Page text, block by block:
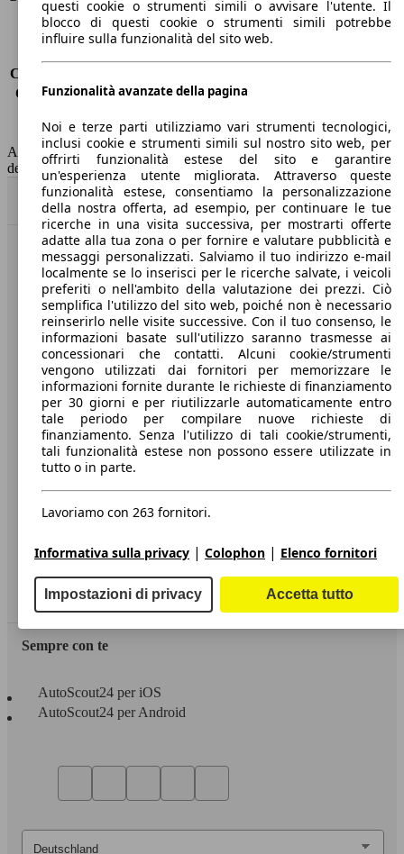
Emissioni di CO2*
117 g/km (komb.)
Consumo (extra-urbano)
Consumo (combinato)* 5.9 l/100km
Capacità del serbatoio
52 l
AutoScout24 non si assume alcuna responsabilità per la correttezza
dei dati.
Torna su
Benvenuti su AutoScout24, il mercato auto europeo.
Società
A proposito di AutoScout24
Stampa
Media
Condizioni generali
Informazioni
Area rivenditori
Sempre con te
AutoScout24 per iOS
AutoScout24 per Android
questi cookie o strumenti simili o avvisare l'utente. Il
blocco di questi cookie o strumenti simili potrebbe
influire sulla funzionalità del sito web.
Funzionalità avanzate della pagina
Noi e terze parti utilizziamo vari strumenti tecnologici,
inclusi cookie e strumenti simili sul nostro sito web, per
offrirti funzionalità estese del sito e garantire
un'esperienza utente migliorata. Attraverso queste
funzionalità estese, consentiamo la personalizzazione
della nostra offerta, ad esempio, per continuare le tue
ricerche in una visita successiva, per mostrarti offerte
adatte alla tua zona o per fornire e valutare pubblicità e
messaggi personalizzati. Salviamo il tuo indirizzo e-mail
localmente se lo inserisci per le ricerche salvate, i veicoli
preferiti o nell'ambito della valutazione dei prezzi. Ciò
semplifica l'utilizzo del sito web, poiché non è necessario
reinserirlo nelle visite successive. Con il tuo consenso, le
informazioni basate sull'utilizzo saranno trasmesse ai
concessionari che contatti. Alcuni cookie/strumenti
vengono utilizzati dai fornitori per memorizzare le
informazioni fornite durante le richieste di finanziamento
per 30 giorni e per riutilizzarle automaticamente entro
tale periodo per compilare nuove richieste di
finanziamento. Senza l'utilizzo di tali cookie/strumenti,
tali funzionalità estese non possono essere utilizzate in
tutto o in parte.
Lavoriamo con 263 fornitori.
Informativa sulla privacy | Colophon | Elenco fornitori
Impostazioni di privacy Accetta tutto